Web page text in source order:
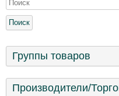
Группы товаров
Производители/